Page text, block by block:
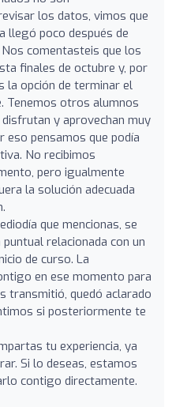
los datos, vimos que
llegó poco después de
comentasteis que los
finales de octubre y, por
la opción de terminar el
Tenemos otros alumnos
y aprovechan muy
pensamos que podía
No recibimos
pero igualmente
la solución adecuada
que mencionas, se
relacionada con un
de curso. La
en ese momento para
transmitió, quedó aclarado
si posteriormente te
tu experiencia, ya
Si lo deseas, estamos
contigo directamente.